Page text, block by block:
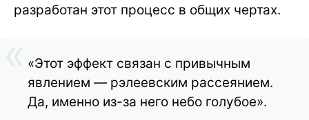
разработан этот процесс в общих чертах.
«Этот эффект связан с привычным
явлением — рэлеевским рассеянием.
Да, именно из-за него небо голубое».